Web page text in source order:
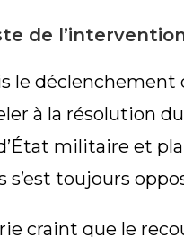
de
le déclenchement
à la résolution
militaire et
s’est toujours
craint que le